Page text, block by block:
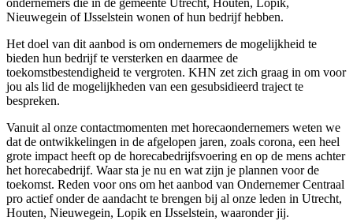
ondernemers die in de gemeente Utrecht, Houten, Lopik,
Nieuwegein of IJsselstein wonen of hun bedrijf hebben.
Het doel van dit aanbod is om ondernemers de mogelijkheid te
bieden hun bedrijf te versterken en daarmee de
toekomstbestendigheid te vergroten. KHN zet zich graag in om voor
jou als lid de mogelijkheden van een gesubsidieerd traject te
bespreken.
Vanuit al onze contactmomenten met horecaondernemers weten we
dat de ontwikkelingen in de afgelopen jaren, zoals corona, een heel
grote impact heeft op de horecabedrijfsvoering en op de mens achter
het horecabedrijf. Waar sta je nu en wat zijn je plannen voor de
toekomst. Reden voor ons om het aanbod van Ondernemer Centraal
pro actief onder de aandacht te brengen bij al onze leden in Utrecht,
Houten, Nieuwegein, Lopik en IJsselstein, waaronder jij.